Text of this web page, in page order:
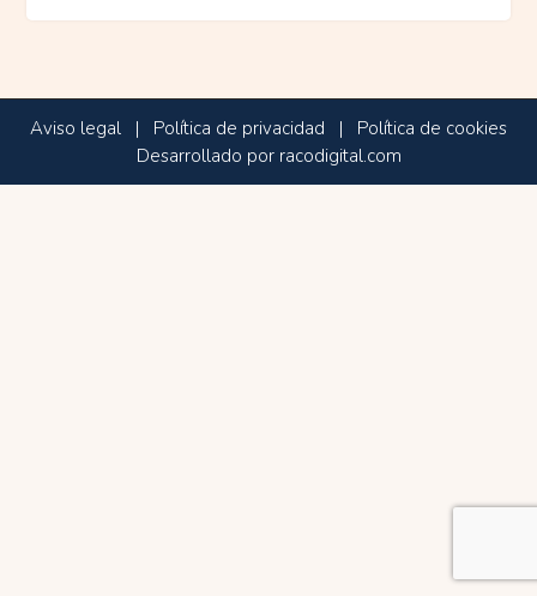
Aviso legal | Política de privacidad | Política de cookies
Desarrollado por racodigital.com